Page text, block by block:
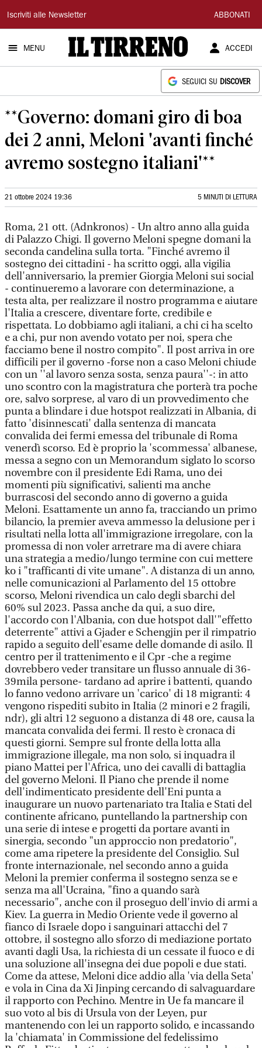
Il
Tirreno
Iscriviti alle Newsletter ABBONATI
MENU ACCEDI
SEGUICI SU DISCOVER
**Governo: domani giro di boa
dei 2 anni, Meloni 'avanti finché
avremo sostegno italiani'**
21 ottobre 2024 19:36 5 MINUTI DI LETTURA
Roma, 21 ott. (Adnkronos) - Un altro anno alla guida
di Palazzo Chigi. Il governo Meloni spegne domani la
seconda candelina sulla torta. "Finché avremo il
sostegno dei cittadini - ha scritto oggi, alla vigilia
dell'anniversario, la premier Giorgia Meloni sui social
- continueremo a lavorare con determinazione, a
testa alta, per realizzare il nostro programma e aiutare
l'Italia a crescere, diventare forte, credibile e
rispettata. Lo dobbiamo agli italiani, a chi ci ha scelto
e a chi, pur non avendo votato per noi, spera che
facciamo bene il nostro compito". Il post arriva in ore
difficili per il governo -forse non a caso Meloni chiude
con un ''al lavoro senza sosta, senza paura''-: in atto
uno scontro con la magistratura che porterà tra poche
ore, salvo sorprese, al varo di un provvedimento che
punta a blindare i due hotspot realizzati in Albania, di
fatto 'disinnescati' dalla sentenza di mancata
convalida dei fermi emessa del tribunale di Roma
venerdì scorso. Ed è proprio la 'scommessa' albanese,
messa a segno con un Memorandum siglato lo scorso
novembre con il presidente Edi Rama, uno dei
momenti più significativi, salienti ma anche
burrascosi del secondo anno di governo a guida
Meloni. Esattamente un anno fa, tracciando un primo
bilancio, la premier aveva ammesso la delusione per i
risultati nella lotta all'immigrazione irregolare, con la
promessa di non voler arretrare ma di avere chiara
una strategia a medio/lungo termine con cui mettere
ko i "trafficanti di vite umane". A distanza di un anno,
nelle comunicazioni al Parlamento del 15 ottobre
scorso, Meloni rivendica un calo degli sbarchi del
60% sul 2023. Passa anche da qui, a suo dire,
l'accordo con l'Albania, con due hotspot dall'"effetto
deterrente" attivi a Gjader e Schengjin per il rimpatrio
rapido a seguito dell'esame delle domande di asilo. Il
centro per il trattenimento e il Cpr -che a regime
dovrebbero veder transitare un flusso annuale di 36-
39mila persone- tardano ad aprire i battenti, quando
lo fanno vedono arrivare un 'carico' di 18 migranti: 4
vengono rispediti subito in Italia (2 minori e 2 fragili,
ndr), gli altri 12 seguono a distanza di 48 ore, causa la
mancata convalida dei fermi. Il resto è cronaca di
questi giorni. Sempre sul fronte della lotta alla
immigrazione illegale, ma non solo, si inquadra il
piano Mattei per l'Africa, uno dei cavalli di battaglia
del governo Meloni. Il Piano che prende il nome
dell'indimenticato presidente dell'Eni punta a
inaugurare un nuovo partenariato tra Italia e Stati del
continente africano, puntellando la partnership con
una serie di intese e progetti da portare avanti in
sinergia, secondo "un approccio non predatorio",
come ama ripetere la presidente del Consiglio. Sul
fronte internazionale, nel secondo anno a guida
Meloni la premier conferma il sostegno senza se e
senza ma all'Ucraina, "fino a quando sarà
necessario", anche con il proseguo dell'invio di armi a
Kiev. La guerra in Medio Oriente vede il governo al
fianco di Israele dopo i sanguinari attacchi del 7
ottobre, il sostegno allo sforzo di mediazione portato
avanti dagli Usa, la richiesta di un cessate il fuoco e di
una soluzione all'insegna dei due popoli e due stati.
Come da attese, Meloni dice addio alla 'via della Seta'
e vola in Cina da Xi Jinping cercando di salvaguardare
il rapporto con Pechino. Mentre in Ue fa mancare il
suo voto al bis di Ursula von der Leyen, pur
mantenendo con lei un rapporto solido, e incassando
la 'chiamata' in Commissione del fedelissimo